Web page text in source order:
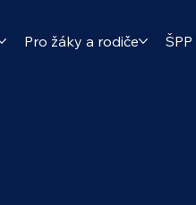
Pro žáky a rodiče ŠPP